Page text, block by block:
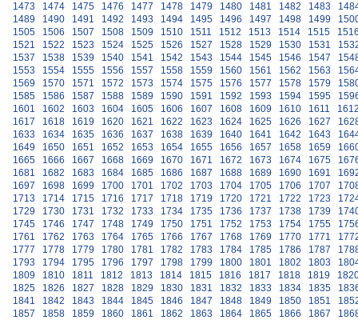
1473
1474 1475 1476 1477 1478 1479 1480 1481 1482 1483
1489
1490 1491 1492 1493 1494 1495 1496 1497 1498 1499
1505
1506 1507 1508 1509 1510 1511 1512 1513 1514 1515
1521
1522 1523 1524 1525 1526 1527 1528 1529 1530 1531
1537
1538 1539 1540 1541 1542 1543 1544 1545 1546 1547
1553
1554 1555 1556 1557 1558 1559 1560 1561 1562 1563
1569
1570 1571 1572 1573 1574 1575 1576 1577 1578 1579
1585
1586 1587 1588 1589 1590 1591 1592 1593 1594 1595
1601
1602 1603 1604 1605 1606 1607 1608 1609 1610 1611
1617
1618 1619 1620 1621 1622 1623 1624 1625 1626 1627
1633
1634 1635 1636 1637 1638 1639 1640 1641 1642 1643
1649
1650 1651 1652 1653 1654 1655 1656 1657 1658 1659
1665
1666 1667 1668 1669 1670 1671 1672 1673 1674 1675
1681
1682 1683 1684 1685 1686 1687 1688 1689 1690 1691
1697
1698 1699 1700 1701 1702 1703 1704 1705 1706 1707
1713
1714 1715 1716 1717 1718 1719 1720 1721 1722 1723
1729
1730 1731 1732 1733 1734 1735 1736 1737 1738 1739
1745
1746 1747 1748 1749 1750 1751 1752 1753 1754 1755
1761
1762 1763 1764 1765 1766 1767 1768 1769 1770 1771
1777
1778 1779 1780 1781 1782 1783 1784 1785 1786 1787
1793
1794 1795 1796 1797 1798 1799 1800 1801 1802 1803
1809
1810 1811 1812 1813 1814 1815 1816 1817 1818 1819
1825
1826 1827 1828 1829 1830 1831 1832 1833 1834 1835
1841
1842 1843 1844 1845 1846 1847 1848 1849 1850 1851
1857
1858 1859 1860 1861 1862 1863 1864 1865 1866 1867